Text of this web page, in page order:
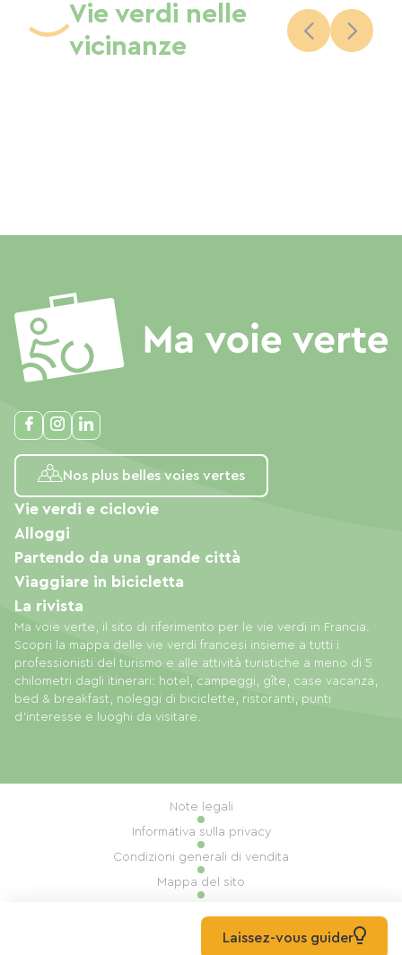
Vie verdi nelle
vicinanze
Nos plus belles voies vertes
Ma voie verte, il sito di riferimento per le vie verdi in Francia.
Scopri la mappa delle vie verdi francesi insieme a tutti i
professionisti del turismo e alle attività turistiche a meno di 5
chilometri dagli itinerari: hotel, campeggi, gîte, case vacanza,
bed & breakfast, noleggi di biciclette, ristoranti, punti
d'interesse e luoghi da visitare.
Vie verdi e ciclovie
Alloggi
Partendo da una grande città
Viaggiare in bicicletta
La rivista
© 2026 Ma Voie Verte Tutti i diritti riservati
Note legali
Informativa sulla privacy
Condizioni generali di vendita
Mappa del sito
Realizzazione: Mill, PrivasLaissez-vous guider